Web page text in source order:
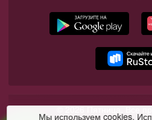
© 2026 Пятница. Все
Мы используем cookies.